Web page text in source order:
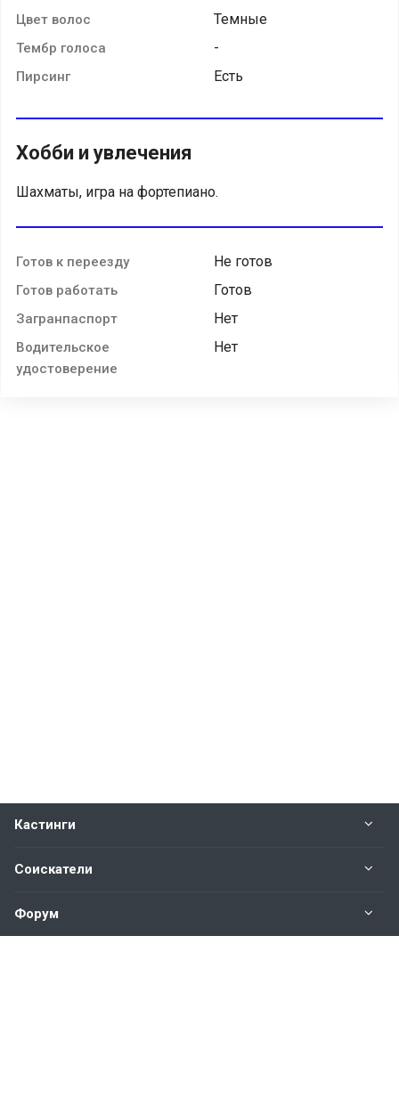
Цвет волос Темные
Тембр голоса -
Пирсинг Есть
Хобби и увлечения
Шахматы, игра на фортепиано.
Готов к переезду Не готов
Готов работать Готов
Загранпаспорт Нет
Водительское
удостоверение
Нет
Кастинги
Соискатели
Форум